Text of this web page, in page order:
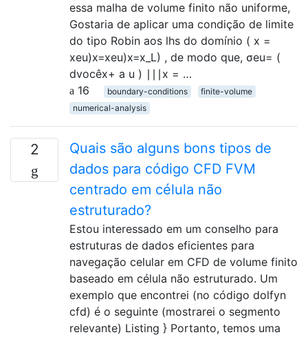
essa malha de volume finito não uniforme,
Gostaria de aplicar uma condição de limite
do tipo Robin aos lhs do domínio ( x =
xeu)x=xeu)x=x_L) , de modo que, σeu= (
dvocêx+ a u ) ∣∣∣x = …
16
boundary-conditions
finite-volume
numerical-analysis
2
Quais são alguns bons tipos de
dados para código CFD FVM
centrado em célula não
estruturado?
Estou interessado em um conselho para
estruturas de dados eficientes para
navegação celular em CFD de volume finito
baseado em célula não estruturado. Um
exemplo que encontrei (no código dolfyn
cfd) é o seguinte (mostrarei o segmento
relevante) Listing } Portanto, temos uma